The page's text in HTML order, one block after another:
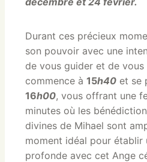
Durant ces précieux
son pouvoir avec une
de vous guider et de vous
commence à 15h40 et se
16h00, vous offrant une
minutes où les
divines de Mihael sont
moment idéal pour établir
profonde avec cet Ange